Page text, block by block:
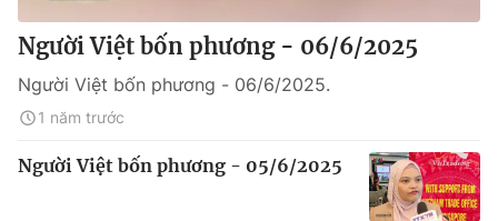
Người Việt bốn phương - 06/6/2025
Người Việt bốn phương - 06/6/2025.
1 năm trước
Người Việt bốn phương - 05/6/2025